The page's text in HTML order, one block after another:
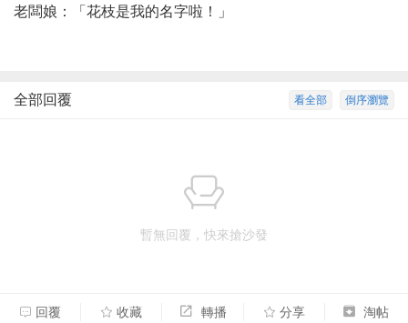
老闆娘：「花枝是我的名字啦！」
倒序瀏覽
看全部
全部回覆
暫無回覆，快來搶沙發
回覆 收藏 轉播 分享 淘帖